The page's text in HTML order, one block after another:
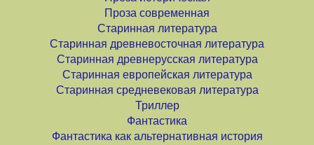
Проза современная
Старинная литература
Старинная древневосточная литература
Старинная древнерусская литература
Старинная европейская литература
Старинная средневековая литература
Триллер
Фантастика
Фантастика как альтернативная история